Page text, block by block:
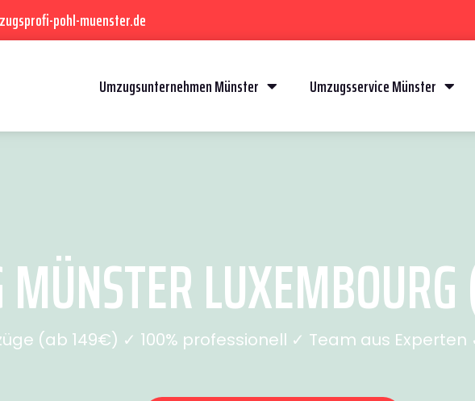
pohl-muenster.de
Umzugsunternehmen Münster Umzugsservice Münster
(ab 149€) ✓ 100% professionell ✓ Team aus